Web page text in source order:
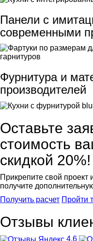
Панели с
современными
Фурнитура и
производителей
Оставьте
стоимость
скидкой 20%!
Прикрепите свой проект
получите
Получить расчет Пройти
Отзывы
4,6